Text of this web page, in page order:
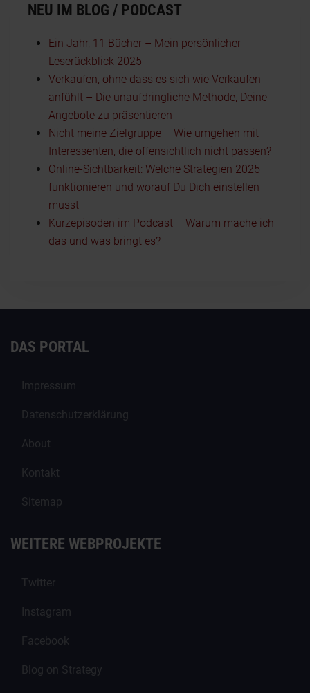
NEU IM BLOG / PODCAST
Ein Jahr, 11 Bücher – Mein persönlicher
Leserückblick 2025
Verkaufen, ohne dass es sich wie Verkaufen
anfühlt – Die unaufdringliche Methode, Deine
Angebote zu präsentieren
Nicht meine Zielgruppe – Wie umgehen mit
Interessenten, die offensichtlich nicht passen?
Online-Sichtbarkeit: Welche Strategien 2025
funktionieren und worauf Du Dich einstellen
musst
Kurzepisoden im Podcast – Warum mache ich
das und was bringt es?
DAS PORTAL
Impressum
Datenschutzerklärung
About
Kontakt
Sitemap
WEITERE WEBPROJEKTE
Twitter
Instagram
Facebook
Blog on Strategy